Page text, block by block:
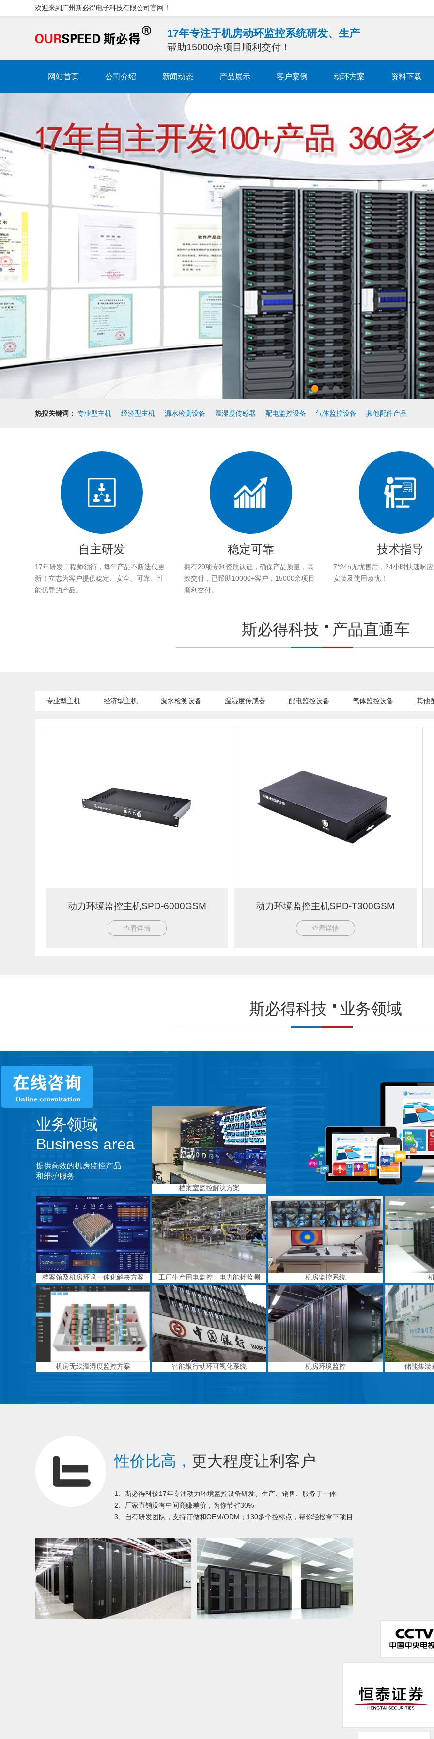
欢迎来到广州斯必得电子科技有限公司官网！
17年专注于机房动环监控系统研发、生产
帮助15000余项目顺利交付！
网站首页 公司介绍 新闻动态 产品展示 客户案例 动环方案 资料下载
热搜关键词： 专业型主机 经济型主机 漏水检测设备 温湿度传感器 配电监控设备 气体监控设备 其他配件产品
自主研发
17年研发工程师领衔，每年产品不断迭代更
新！立志为客户提供稳定、安全、可靠、性
能优异的产品。
稳定可靠
拥有29项专利资质认证，确保产品质量，高
效交付，已帮助10000+客户，15000余项目
顺利交付。
技术指导
7*24h无忧售后，24小时快速响
安装及使用烦忧！
斯必得科技 产品直通车
专业型主机 经济型主机 漏水检测设备 温湿度传感器 配电监控设备 气体监控设备 其他
动力环境监控主机SPD-6000GSM
查看详情
动力环境监控主机SPD-T300GSM
查看详情
斯必得科技 业务领域
业务领域
Business area
提供高效的机房监控产品
和维护服务
档案室监控解决方案
档案馆及机房环境一体化解决方案 工厂生产用电监控、电力能耗监测 机房监控系统
机房无线温湿度监控方案 智能银行动环可视化系统 机房环境监控 储能集装
性价比高， 更大程度让利客户
1、斯必得科技17年专注动力环境监控设备研发、生产、销售、服务于一体
2、厂家直销没有中间商赚差价，为你节省30%
3、自有研发团队，支持订做和OEM/ODM；130多个控标点，帮你轻松拿下项目